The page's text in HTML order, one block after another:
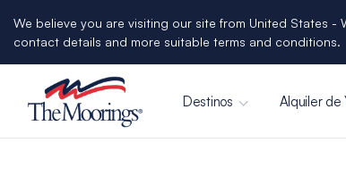
We believe you are visiting our site from United States
contact details and more suitable terms and conditions.
Destinos Alquiler de